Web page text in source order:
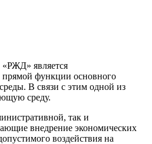
«РЖД» является
прямой функции основного
В связи с этим одной из
среду.
так и
внедрение экономических
воздействия на